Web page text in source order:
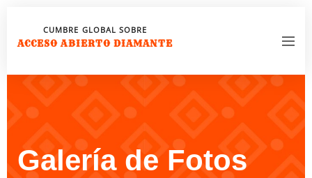
CUMBRE GLOBAL SOBRE
ACCESO ABIERTO DIAMANTE
Galería de Fotos